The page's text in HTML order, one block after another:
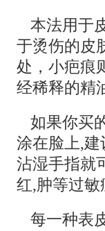
本法用于
于烫伤的皮
处，小疤痕
经稀释的精
如果你买
涂在脸上,
沾湿手指就
红,肿等过敏
每一种表